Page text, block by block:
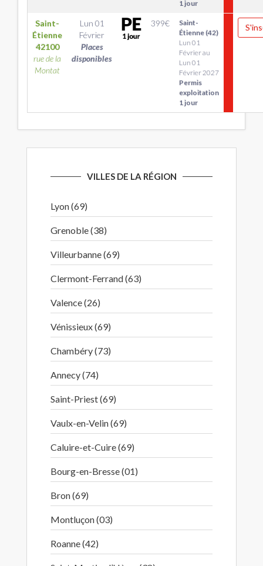
1 jour
Saint-
Étienne
42100
rue de la
Montat
Lun 01
Février
Places
disponibles
399€
Saint-
Étienne (42)
Lun 01
Février au
Lun 01
Février 2027
Permis
exploitation
1 jour
VILLES DE LA RÉGION
Lyon (69)
Grenoble (38)
Villeurbanne (69)
Clermont-Ferrand (63)
Valence (26)
Vénissieux (69)
Chambéry (73)
Annecy (74)
Saint-Priest (69)
Vaulx-en-Velin (69)
Caluire-et-Cuire (69)
Bourg-en-Bresse (01)
Bron (69)
Montluçon (03)
Roanne (42)